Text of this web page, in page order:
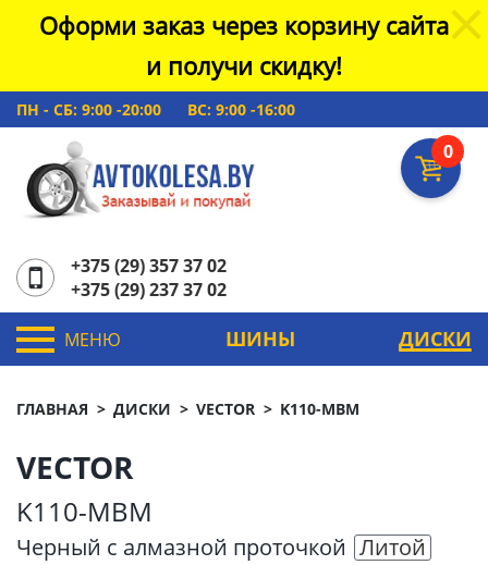
Оформи заказ через корзину сайта
и получи скидку!
ПН - СБ: 9:00 -20:00 ВС: 9:00 -16:00
0
+375 (29) 357 37 02
+375 (29) 237 37 02
МЕНЮ ШИНЫ ДИСКИ
ГЛАВНАЯ ДИСКИ VECTOR K110-MBM
VECTOR
K110-MBM
Черный с алмазной проточкой Литой